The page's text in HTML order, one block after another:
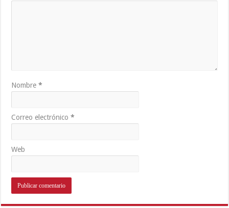
Nombre*
Correo electrónico*
Web